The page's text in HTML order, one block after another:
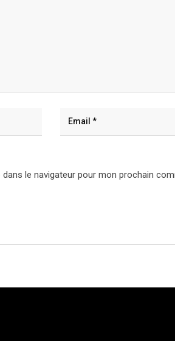
le navigateur pour mon prochain